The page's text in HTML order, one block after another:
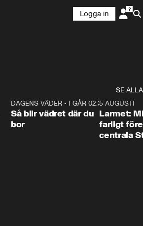
Logga in
SE ALLA
1:06
DAGENS VÄDER • I GÅR 02:30
Så blir vädret där du
bor
5 AUGUSTI
Larmet:
farligt
centrala